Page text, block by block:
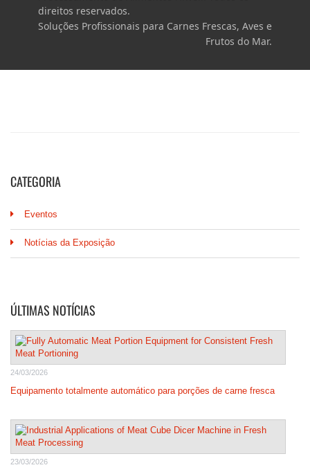
CATEGORIA
Eventos
Notícias da Exposição
ÚLTIMAS NOTÍCIAS
24/03/2026
Equipamento totalmente automático para porções de carne fresca
23/03/2026